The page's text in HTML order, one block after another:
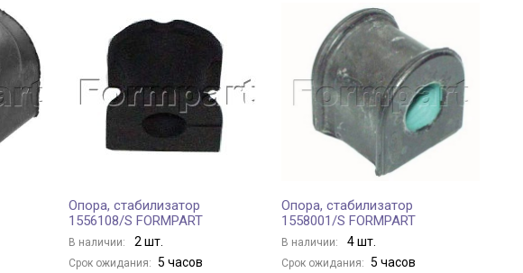
Опора, стабилизатор
1556108/S FORMPART
В наличии: 2 шт.
Срок ожидания: 5 часов
Опора, стабилизатор
1558001/S FORMPART
В наличии: 4 шт.
Срок ожидания: 5 часов